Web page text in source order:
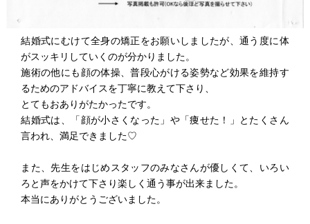
結婚式にむけて全身の矯正をお願いしましたが、通う度に体
がスッキリしていくのが分かりました。
施術の他にも顔の体操、普段心がける姿勢など効果を維持す
るためのアドバイスを丁寧に教えて下さり、
とてもおありがたかったです。
結婚式は、「顔が小さくなった」や「痩せた！」とたくさん
言われ、満足できました♡
また、先生をはじめスタッフのみなさんが優しくて、いろい
ろと声をかけて下さり楽しく通う事が出来ました。
本当にありがとうございました。